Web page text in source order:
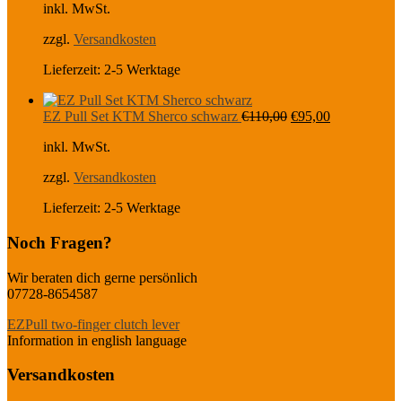
inkl. MwSt.
zzgl. Versandkosten
Lieferzeit: 2-5 Werktage
EZ Pull Set KTM Sherco schwarz €110,00 Ursprünglicher
€95,00Aktueller
inkl. MwSt.
zzgl. Versandkosten
Lieferzeit: 2-5 Werktage
Noch Fragen?
Wir beraten dich gerne persönlich
07728-8654587
EZPull two-finger clutch lever
Information in english language
Versandkosten